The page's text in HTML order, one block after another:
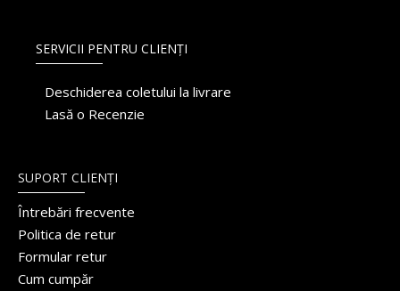
SERVICII PENTRU CLIENȚI
Deschiderea coletului la livrare
Lasă o Recenzie
SUPORT CLIENȚI
Întrebări frecvente
Politica de retur
Formular retur
Cum cumpăr